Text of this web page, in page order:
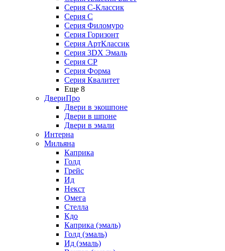
Серия С-Классик
Серия С
Серия Филомуро
Серия Горизонт
Серия АртКлассик
Серия 3DX Эмаль
Серия СP
Серия Форма
Серия Квалитет
Еще 8
ДвериПро
Двери в экошпоне
Двери в шпоне
Двери в эмали
Интерна
Мильяна
Каприка
Голд
Грейс
Ид
Некст
Омега
Стелла
Кдо
Каприка (эмаль)
Голд (эмаль)
Ид (эмаль)